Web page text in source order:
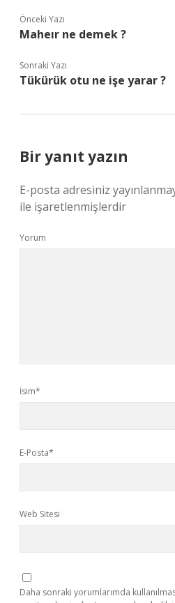
Önceki Yazı
Maheır ne demek ?
Sonraki Yazı
Tükürük otu ne işe yarar ?
Bir yanıt yazın
E-posta adresiniz
ile işaretlenmişlerdir
Yorum
İsim*
E-Posta*
Web Sitesi
Daha sonraki yorumlarımda